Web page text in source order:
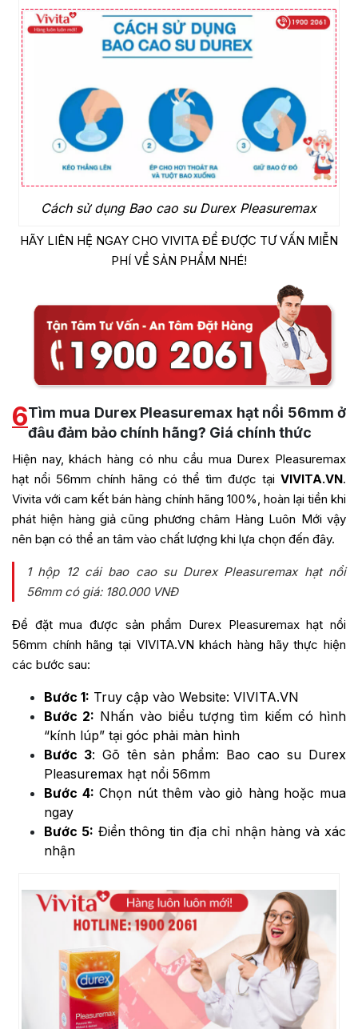
Cách sử dụng Bao cao su Durex Pleasuremax
HÃY LIÊN HỆ NGAY CHO VIVITA ĐỂ ĐƯỢC TƯ VẤN MIỄN
PHÍ VỀ SẢN PHẨM NHÉ!
6Tìm mua Durex Pleasuremax hạt nổi 56mm ở
đâu đảm bảo chính hãng? Giá chính thức
Hiện nay, khách hàng có nhu cầu mua Durex Pleasuremax
hạt nổi 56mm chính hãng có thể tìm được tại VIVITA.VN.
Vivita với cam kết bán hàng chính hãng 100%, hoàn lại tiền khi
phát hiện hàng giả cũng phương châm Hàng Luôn Mới vậy
nên bạn có thể an tâm vào chất lượng khi lựa chọn đến đây.
1 hộp 12 cái bao cao su Durex Pleasuremax hạt nổi
56mm có giá: 180.000 VNĐ
Để đặt mua được sản phẩm Durex Pleasuremax hạt nổi
56mm chính hãng tại VIVITA.VN khách hàng hãy thực hiện
các bước sau:
Bước 1: Truy cập vào Website: VIVITA.VN
Bước 2: Nhấn vào biểu tượng tìm kiếm có hình
“kính lúp” tại góc phải màn hình
Bước 3: Gõ tên sản phẩm: Bao cao su Durex
Pleasuremax hạt nổi 56mm
Bước 4: Chọn nút thêm vào giỏ hàng hoặc mua
ngay
Bước 5: Điền thông tin địa chỉ nhận hàng và xác
nhận